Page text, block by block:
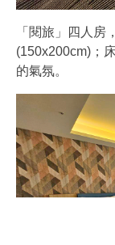
「閱旅」四人房
(150x200cm)；
的氣氛。